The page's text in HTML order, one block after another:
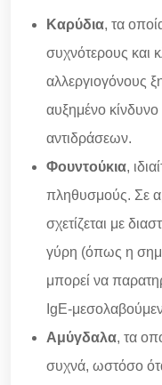
Καρύδια, τα
συχνότερους και
αλλεργιογόνους
αυξημένο
αντιδράσεων.
Φουντούκια,
πληθυσμούς. Σε
σχετίζεται με
γύρη (όπως η
μπορεί να
IgE-
Αμύγδαλα, τα
συχνά, ωστόσο